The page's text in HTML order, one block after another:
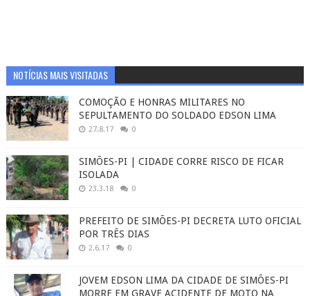
NOTÍCIAS MAIS VISITADAS
COMOÇÃO E HONRAS MILITARES NO
SEPULTAMENTO DO SOLDADO EDSON LIMA
27.8.17 0
SIMÕES-PI | CIDADE CORRE RISCO DE FICAR
ISOLADA
23.3.18 0
PREFEITO DE SIMÕES-PI DECRETA LUTO OFICIAL
POR TRÊS DIAS
2.6.17 0
JOVEM EDSON LIMA DA CIDADE DE SIMÕES-PI
MORRE EM GRAVE ACIDENTE DE MOTO NA